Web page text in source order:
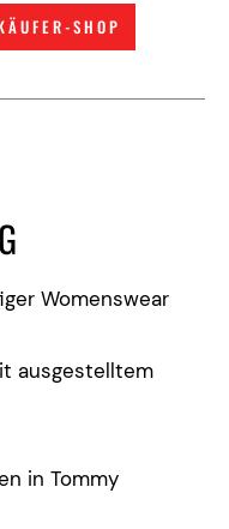
SHOP
Womenswear
ausgestelltem
in Tommy